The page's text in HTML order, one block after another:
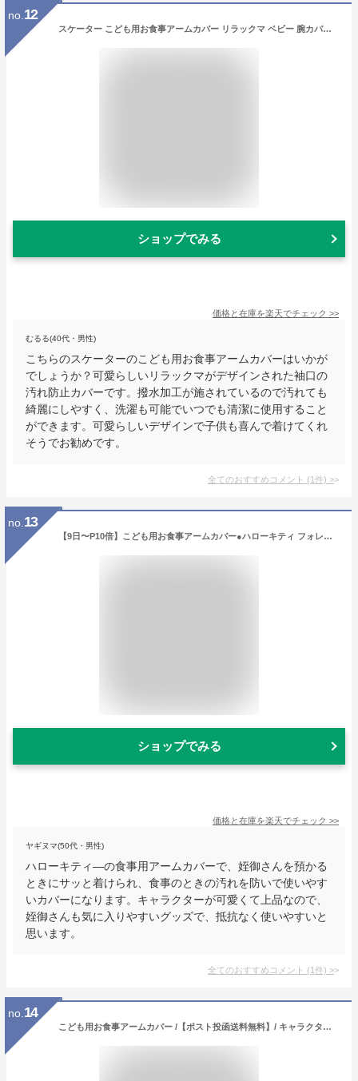
no. 12
スケーター こども用お食事アームカバー リラックマ ベビー 腕カバー 袖カバー 袖口 汚れ防止 撥水加工 洗濯可能 キッズ ベビー 女の子 キャラクターグッズ BAM1
ショップでみる
価格と在庫を楽天でチェック >>
むるる(40代・男性)
こちらのスケーターのこども用お食事アームカバーはいかが
でしょうか？可愛らしいリラックマがデザインされた袖口の
汚れ防止カバーです。撥水加工が施されているので汚れても
綺麗にしやすく、洗濯も可能でいつでも清潔に使用すること
ができます。可愛らしいデザインで子供も喜んで着けてくれ
そうでお勧めです。
全てのおすすめコメント (1件) >
no. 13
【9日〜P10倍】こども用お食事アームカバー●ハローキティ フォレストフレンズ●//ベビー用品 ベビーグッズ キッズ 子供 子ども 食事 ごはん おえかき お絵かき 手洗い 袖口 汚れ防止 キャラクター キティちゃん サンリオ Sanrio// スケーター
ショップでみる
価格と在庫を楽天でチェック >>
ヤギヌマ(50代・男性)
ハローキティ―の食事用アームカバーで、姪御さんを預かる
ときにサッと着けられ、食事のときの汚れを防いで使いやす
いカバーになります。キャラクターが可愛くて上品なので、
姪御さんも気に入りやすいグッズで、抵抗なく使いやすいと
思います。
全てのおすすめコメント (1件) >
no. 14
こども用お食事アームカバー /【ポスト投函送料無料】/ キャラクター ベビー用品 ベビーグッズ キッズ 子供 子ども 食事 ごはん おえかき お絵かき 手洗い 袖口 汚れ防止 アームカバー 腕カバー 袖カバー 男の子 女の子 かわいい スケーター